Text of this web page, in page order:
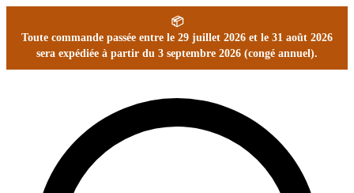
📦
Toute commande passée entre le 29 juillet 2026 et le 31 août 2026
sera expédiée à partir du 3 septembre 2026 (congé annuel).